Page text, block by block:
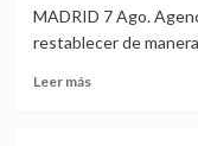
De
escenifican
MADRID 7 Ago.
restablecer de
Leer másLeer